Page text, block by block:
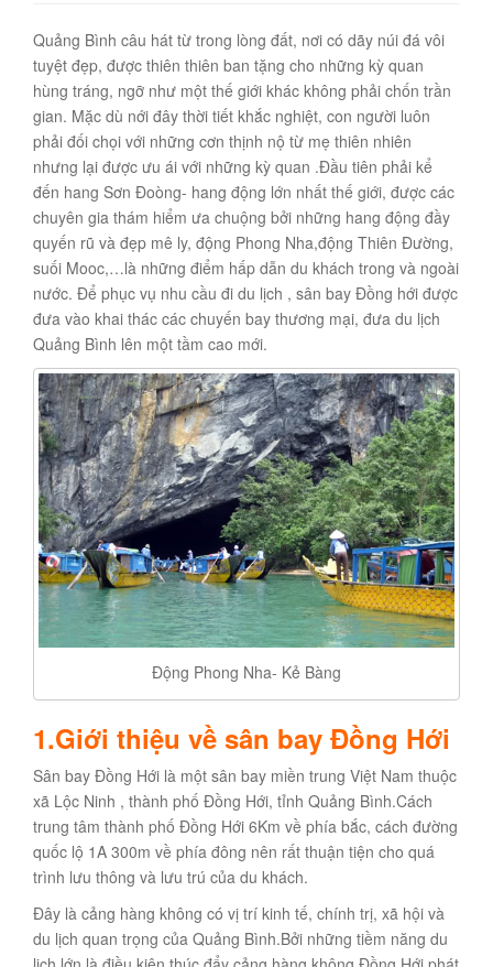
Quảng Bình câu hát từ trong lòng đất, nơi có dãy núi đá vôi
tuyệt đẹp, được thiên thiên ban tặng cho những kỳ quan
hùng tráng, ngỡ như một thế giới khác không phải chốn trần
gian. Mặc dù nới đây thời tiết khắc nghiệt, con người luôn
phải đối chọi với những cơn thịnh nộ từ mẹ thiên nhiên
nhưng lại được ưu ái với những kỳ quan .Đầu tiên phải kể
đến hang Sơn Đoòng- hang động lớn nhất thế giới, được các
chuyên gia thám hiểm ưa chuộng bởi những hang động đầy
quyến rũ và đẹp mê ly, động Phong Nha,động Thiên Đường,
suối Mooc,…là những điểm hấp dẫn du khách trong và ngoài
nước. Để phục vụ nhu cầu đi du lịch , sân bay Đồng hới được
đưa vào khai thác các chuyến bay thương mại, đưa du lịch
Quảng Bình lên một tầm cao mới.
Động Phong Nha- Kẻ Bàng
1.Giới thiệu về sân bay Đồng Hới
Sân bay Đồng Hới là một sân bay miền trung Việt Nam thuộc
xã Lộc Ninh , thành phố Đồng Hới, tỉnh Quảng Bình.Cách
trung tâm thành phố Đồng Hới 6Km về phía bắc, cách đường
quốc lộ 1A 300m về phía đông nên rất thuận tiện cho quá
trình lưu thông và lưu trú của du khách.
Đây là cảng hàng không có vị trí kinh tế, chính trị, xã hội và
du lịch quan trọng của Quảng Bình.Bởi những tiềm năng du